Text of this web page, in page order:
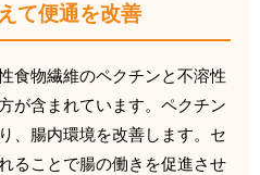
て便通を改善
食物繊維のペクチンと不溶性
が含まれています。ペクチン
、
腸内環境を改善します。 セ
ることで腸の働きを促進させ